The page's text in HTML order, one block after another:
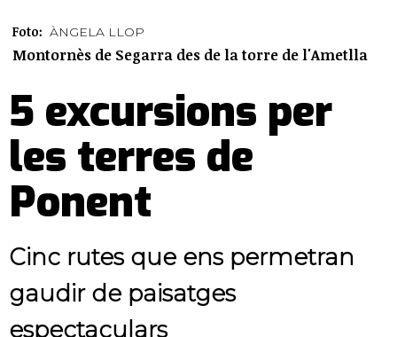
Foto: ÀNGELA LLOP
Montornès de Segarra des de la torre de l'Ametlla
5 excursions per
les terres de
Ponent
Cinc rutes que ens permetran
gaudir de paisatges
espectaculars